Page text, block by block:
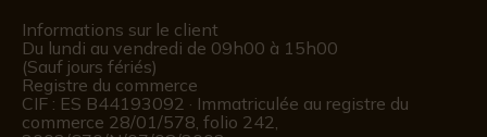
Informations sur le client
Du lundi au vendredi de 09h00 à 15h00
(Sauf jours fériés)
Registre du commerce
CIF : ES B44193092 · Immatriculée au registre du
commerce 28/01/578, folio 242,